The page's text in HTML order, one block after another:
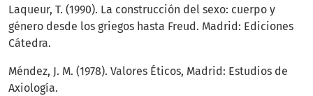
Laqueur, T. (1990). La construcción del sexo: cuerpo y
género desde los griegos hasta Freud. Madrid: Ediciones
Cátedra.
Méndez, J. M. (1978). Valores Éticos, Madrid: Estudios de
Axiología.